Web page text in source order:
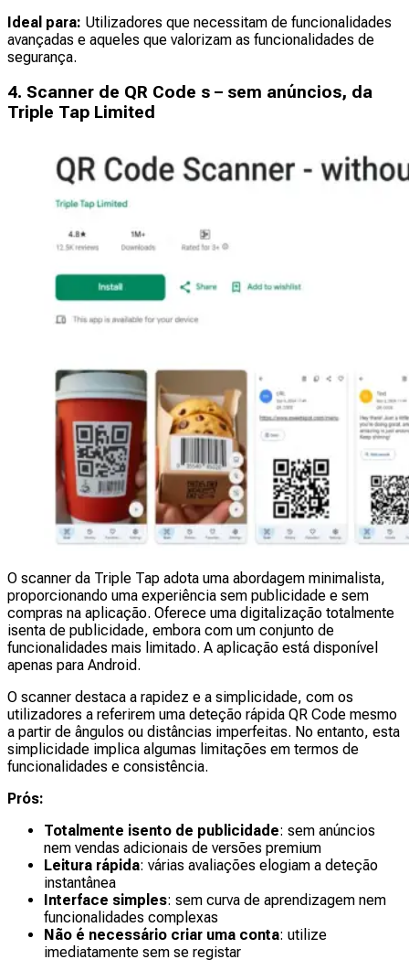
Ideal para: Utilizadores que necessitam de funcionalidades
avançadas e aqueles que valorizam as funcionalidades de
segurança.
4. Scanner de QR Code s – sem anúncios, da
Triple Tap Limited
O scanner da Triple Tap adota uma abordagem minimalista,
proporcionando uma experiência sem publicidade e sem
compras na aplicação. Oferece uma digitalização totalmente
isenta de publicidade, embora com um conjunto de
funcionalidades mais limitado. A aplicação está disponível
apenas para Android.
O scanner destaca a rapidez e a simplicidade, com os
utilizadores a referirem uma deteção rápida QR Code mesmo
a partir de ângulos ou distâncias imperfeitas. No entanto, esta
simplicidade implica algumas limitações em termos de
funcionalidades e consistência.
Prós:
Totalmente isento de publicidade: sem anúncios
nem vendas adicionais de versões premium
Leitura rápida: várias avaliações elogiam a deteção
instantânea
Interface simples: sem curva de aprendizagem nem
funcionalidades complexas
Não é necessário criar uma conta: utilize
imediatamente sem se registar